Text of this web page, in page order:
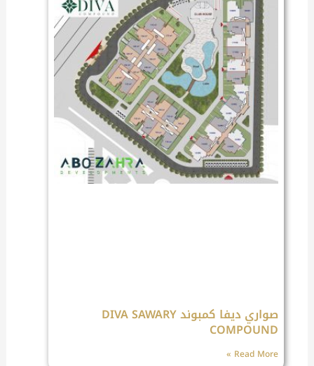
صواري ديفا كمبوند DIVA SAWARY
COMPOUND
Read More »